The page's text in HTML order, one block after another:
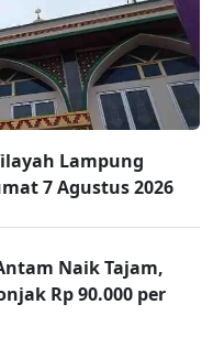
Lampung
7 Agustus 2026
Naik Tajam,
Rp 90.000 per